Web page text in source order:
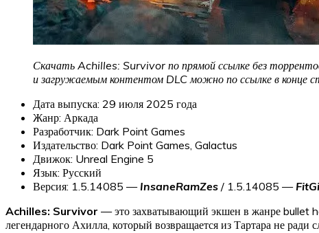
Скачать Achilles: Survivor по прямой ссылке без
и загружаемым контентом DLC можно по ссылке в конце
Дата выпуска: 29 июля 2025 года
Жанр: Аркада
Разработчик: Dark Point Games
Издательство: Dark Point Games, Galactus
Движок: Unreal Engine 5
Язык: Русский
Версия: 1.5.14085 — InsaneRamZes / 1.5.14085 —
Achilles: Survivor — это захватывающий экшен в жанре bullet
легендарного Ахилла, который возвращается из Тартара не